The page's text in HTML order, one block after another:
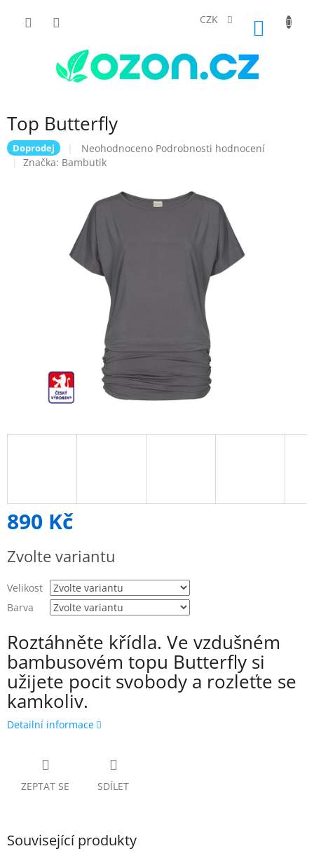
CZK
Top Butterfly
Doprodej
Průměrné
hodnocení
0,0
5
hvězdiček.
Neohodnoceno Podrobnosti hodnocení
Značka: Bambutik
890 Kč
cena:
Zvolte variantu
Velikost
Barva
Roztáhněte křídla. Ve vzdušném
bambusovém topu Butterfly si
užijete pocit svobody a rozleťte se
kamkoliv.
Detailní informace
ZEPTAT SE SDÍLET
Související produkty